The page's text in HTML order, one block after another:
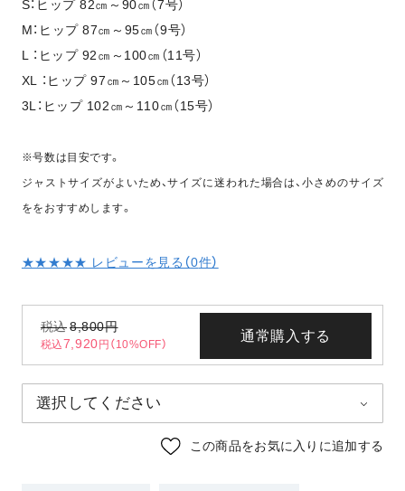
S：ヒップ 82㎝～90㎝（7号）
M：ヒップ 87㎝～95㎝（9号）
L ：ヒップ 92㎝～100㎝（11号）
XL ：ヒップ 97㎝～105㎝（13号）
3L：ヒップ 102㎝～110㎝（15号）
※号数は目安です。
ジャストサイズがよいため、サイズに迷われた場合は、小さめのサイズ
ををおすすめします。
★★★★★ レビューを見る（0件）
税込8,800円
税込7,920 円（10%OFF）
通常購入する
この商品をお気に入りに追加する